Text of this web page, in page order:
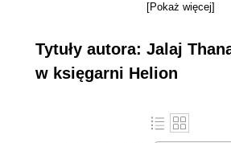
[Pokaż więcej]
Tytuły autora: Jalaj
w księgarni Helion